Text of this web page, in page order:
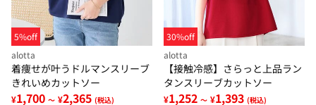
5%off
alotta
着痩せが叶うドルマンスリーブ
きれいめカットソー
¥1,700 ～ ¥2,365 (税込)
30%off
alotta
【接触冷感】さらっと上品ラン
タンスリーブカットソー
¥1,252 ～ ¥1,393 (税込)